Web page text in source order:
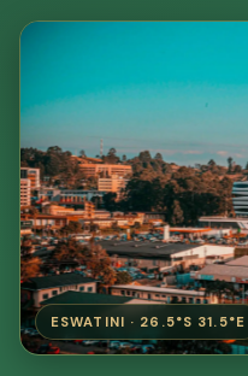
ESWATINI · 26.5°S 31.5°E